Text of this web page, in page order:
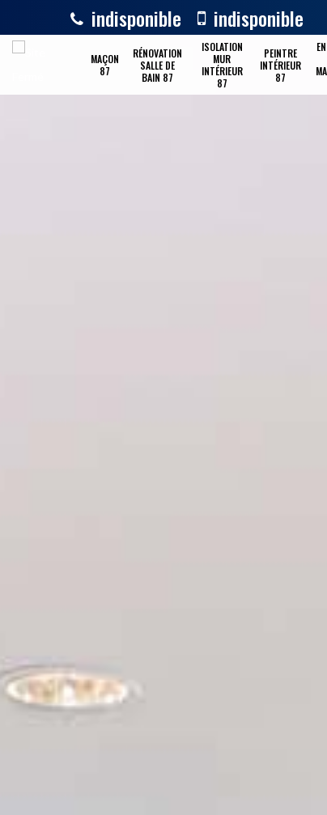
indisponible indisponible
MAÇON
87
RÉNOVATION
SALLE DE
BAIN 87
ISOLATION
MUR
INTÉRIEUR
87
PEINTRE
INTÉRIEUR
87